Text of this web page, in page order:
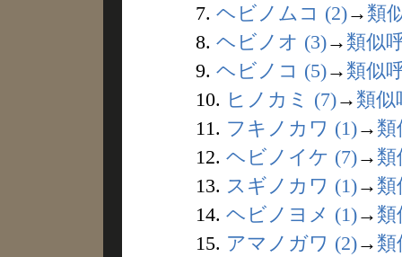
7. ヘビノムコ (2)→ 類
8. ヘビノオ (3)→ 類似
9. ヘビノコ (5)→ 類似
10. ヒノカミ (7)→ 類似
11. フキノカワ (1)→ 類
12. ヘビノイケ (7)→ 類
13. スギノカワ (1)→ 類
14. ヘビノヨメ (1)→ 類
15. アマノガワ (2)→ 類